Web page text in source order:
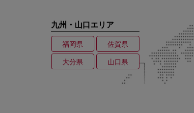
九州・山口エリア
福岡県
佐賀県
大分県
山口県